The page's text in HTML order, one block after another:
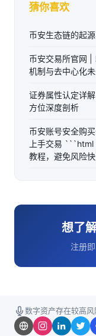
猜你喜欢
币安生态链的起
币安交易所官网 |
机制与去中心化
证券属性认定详
方位深度剖析
币安账号安全购
上手交易 ```html
教程，避免风险
想了
注册
数字资产存在较高风